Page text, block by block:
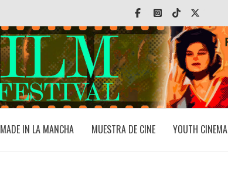
FacebookInstagram
Tiktok
MADE IN LA MANCHA MUESTRA DE CINE YOUTH CINEMA